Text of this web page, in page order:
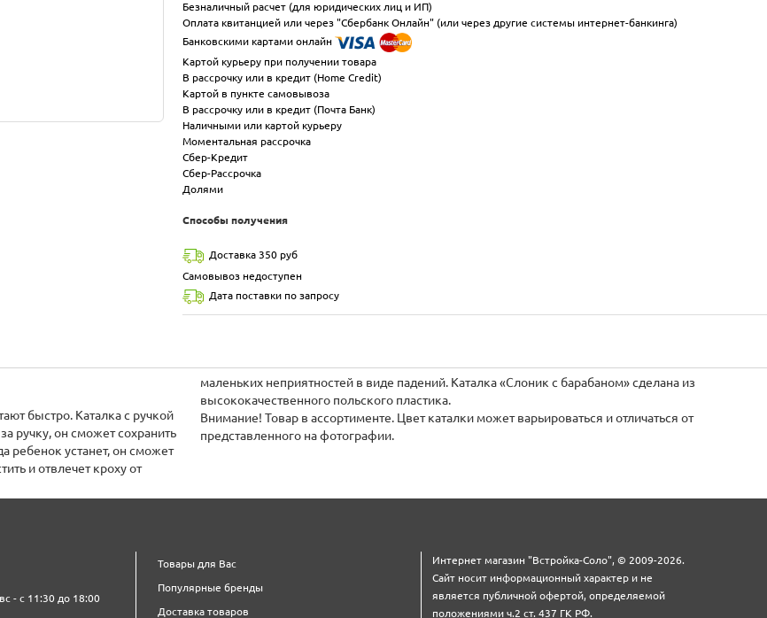
Безналичный расчет (для юридических лиц и ИП)
Оплата квитанцией или через "Сбербанк Онлайн" (или через другие системы интернет-банкинга)
Банковскими картами онлайн
Картой курьеру при получении товара
В рассрочку или в кредит (Home Credit)
Картой в пункте самовывоза
В рассрочку или в кредит (Почта Банк)
Наличными или картой курьеру
Моментальная рассрочка
Сбер-Кредит
Сбер-Рассрочка
Долями
Способы получения
Доставка 350 руб
Самовывоз недоступен
Дата поставки по запросу
быстро. Каталка с ручкой
ручку, он сможет сохранить
ребенок устанет, он сможет
и отвлечет кроху от
маленьких неприятностей в виде падений. Каталка «Слоник с барабаном» сделана из
высококачественного польского пластика.
Внимание! Товар в ассортименте. Цвет каталки может варьироваться и отличаться от
представленного на фотографии.
- с 11:30 до 18:00
Товары для Вас
Популярные бренды
Доставка товаров
Интернет магазин "Встройка-Соло", © 2009-2026.
Сайт носит информационный характер и не
является публичной офертой, определяемой
положениями ч.2 ст. 437 ГК РФ.